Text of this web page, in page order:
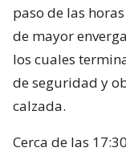
paso de las
de mayor
los cuales
de seguridad y
calzada.
Cerca de las